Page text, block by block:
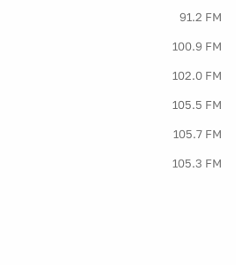
91.2 FM
100.9 FM
102.0 FM
105.5 FM
105.7 FM
105.3 FM